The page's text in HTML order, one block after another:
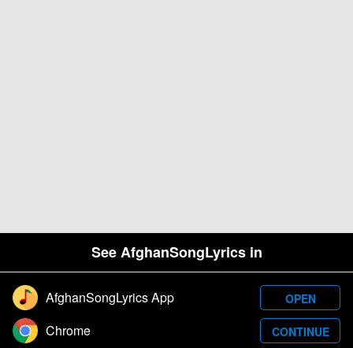
See AfghanSongLyrics in
AfghanSongLyrics App OPEN
Chrome CONTINUE
Designed and developed by Samim Wafa. Â© 2026